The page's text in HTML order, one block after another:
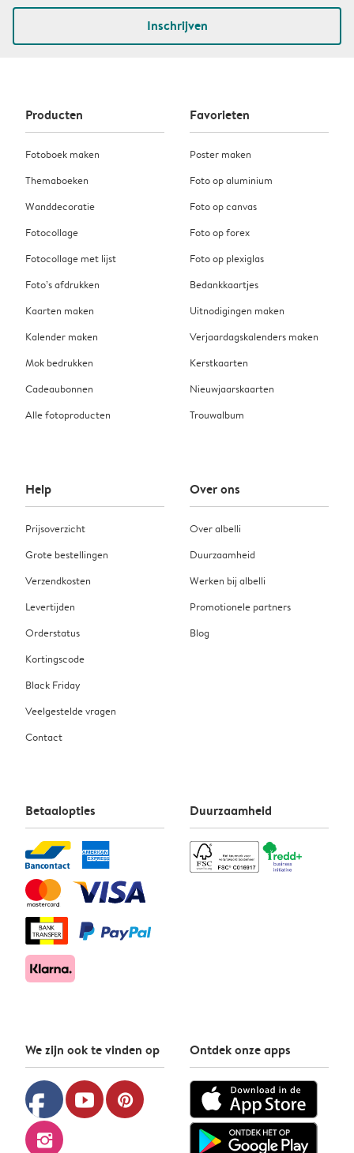
Inschrijven
Producten
Fotoboek maken
Themaboeken
Wanddecoratie
Fotocollage
Fotocollage met lijst
Foto’s afdrukken
Kaarten maken
Kalender maken
Mok bedrukken
Cadeaubonnen
Alle fotoproducten
Favorieten
Poster maken
Foto op aluminium
Foto op canvas
Foto op forex
Foto op plexiglas
Bedankkaartjes
Uitnodigingen maken
Verjaardagskalenders maken
Kerstkaarten
Nieuwjaarskaarten
Trouwalbum
Help
Prijsoverzicht
Grote bestellingen
Verzendkosten
Levertijden
Orderstatus
Kortingscode
Black Friday
Veelgestelde vragen
Contact
Over ons
Over albelli
Duurzaamheid
Werken bij albelli
Promotionele partners
Blog
Betaalopties Duurzaamheid
We zijn ook te vinden op
facebook youtube pinterest
instagram
Ontdek onze apps